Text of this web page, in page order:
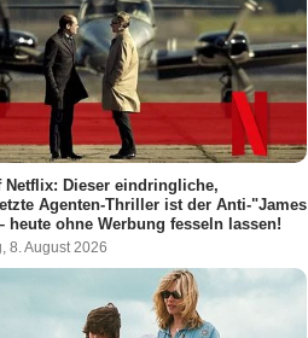
Netflix: Dieser eindringliche,
Agenten-Thriller ist der Anti-"James
heute ohne Werbung fesseln lassen!
8. August 2026